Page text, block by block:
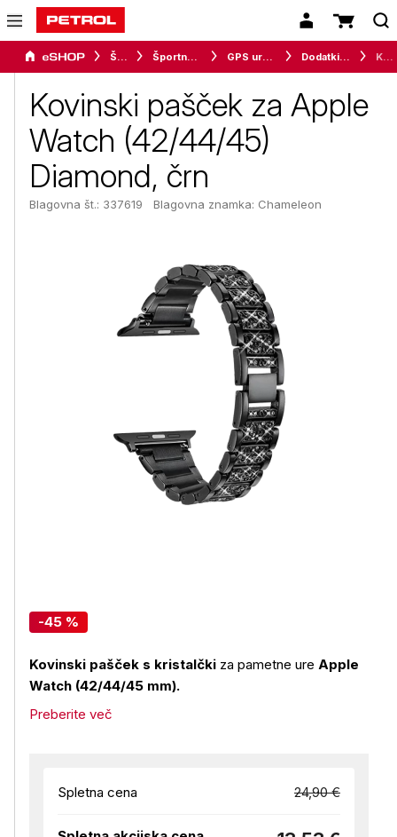
Šport Športna oprema GPS ure in merilci Dodatki za pametne ure
Kovinski pašček za Apple
Watch (42/44/45)
Diamond, črn
Blagovna št.: 337619 Blagovna znamka: Chameleon
-45 %
Kovinski pašček s kristalčki za pametne ure Apple
Watch (42/44/45 mm).
Preberite več
Spletna cena 24,90 €